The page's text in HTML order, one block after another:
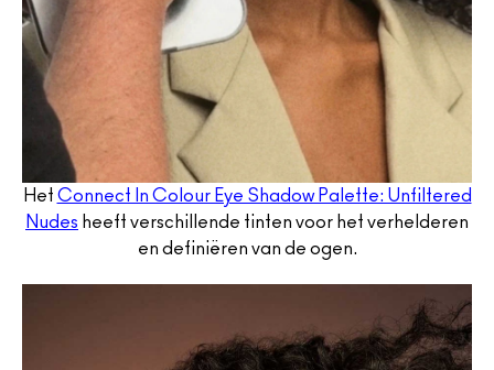
Het Connect In Colour Eye Shadow Palette: Unfiltered
Nudes heeft verschillende tinten voor het verhelderen
en definiëren van de ogen.